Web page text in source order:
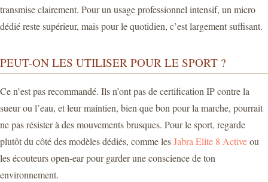
transmise clairement. Pour un usage professionnel intensif, un micro
dédié reste supérieur, mais pour le quotidien, c’est largement suffisant.
PEUT-ON LES UTILISER POUR LE SPORT ?
Ce n’est pas recommandé. Ils n’ont pas de certification IP contre la
sueur ou l’eau, et leur maintien, bien que bon pour la marche, pourrait
ne pas résister à des mouvements brusques. Pour le sport, regarde
plutôt du côté des modèles dédiés, comme lesJabra Elite 8 Activeou
les écouteurs open-ear pour garder une conscience de ton
environnement.